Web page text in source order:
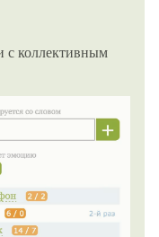
с коллективным